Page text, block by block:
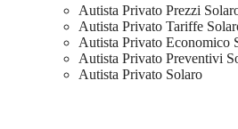
Autista Privato Prezzi
Autista Privato Tariffe
Autista Privato Economico
Autista Privato Preventivi
Autista Privato Solaro